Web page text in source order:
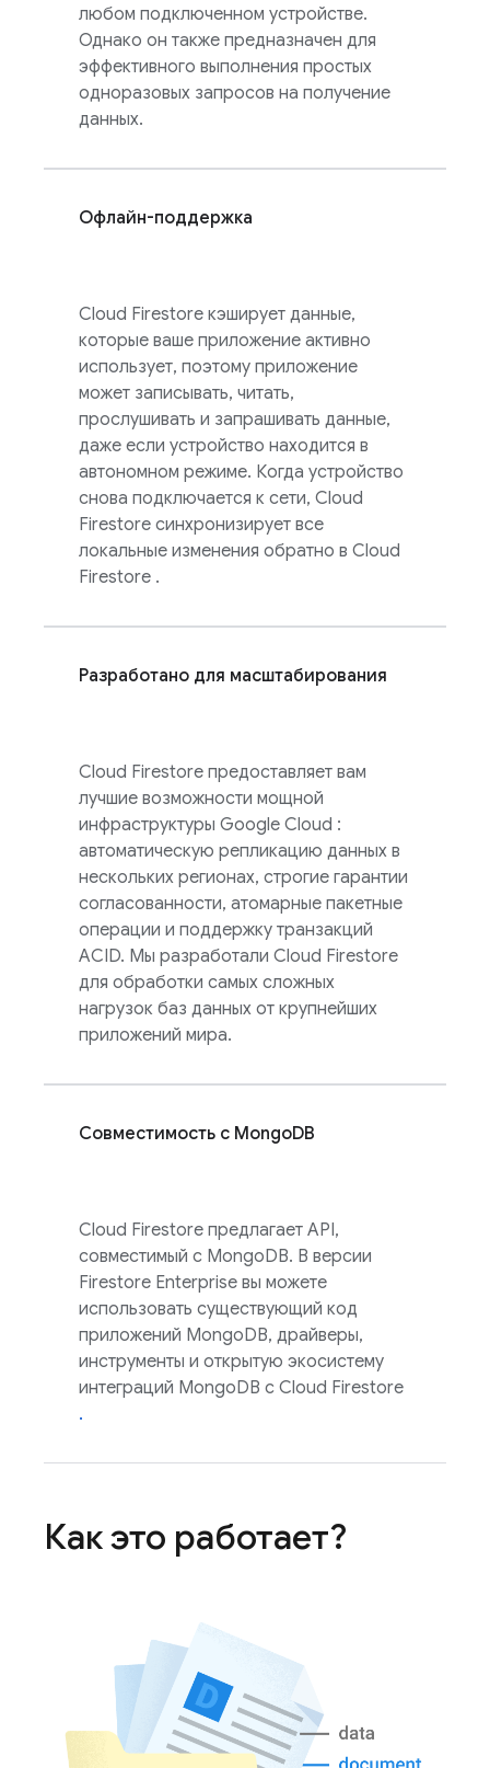
любом подключенном устройстве.
Однако он также предназначен для
эффективного выполнения простых
одноразовых запросов на получение
данных.
Офлайн-поддержка
Cloud Firestore кэширует данные,
которые ваше приложение активно
использует, поэтому приложение
может записывать, читать,
прослушивать и запрашивать данные,
даже если устройство находится в
автономном режиме. Когда устройство
снова подключается к сети, Cloud
Firestore синхронизирует все
локальные изменения обратно в Cloud
Firestore .
Разработано для масштабирования
Cloud Firestore предоставляет вам
лучшие возможности мощной
инфраструктуры Google Cloud :
автоматическую репликацию данных в
нескольких регионах, строгие гарантии
согласованности, атомарные пакетные
операции и поддержку транзакций
ACID. Мы разработали Cloud Firestore
для обработки самых сложных
нагрузок баз данных от крупнейших
приложений мира.
Совместимость с MongoDB
Cloud Firestore предлагает API,
совместимый с MongoDB. В версии
Firestore Enterprise вы можете
использовать существующий код
приложений MongoDB, драйверы,
инструменты и открытую экосистему
интеграций MongoDB с Cloud Firestore
.
Как это работает?